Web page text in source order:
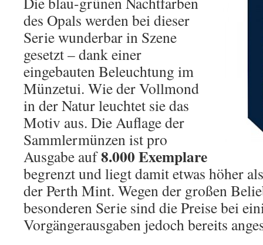
des Opals werden bei dieser
Serie wunderbar in Szene
gesetzt – dank einer
eingebauten Beleuchtung im
Münzetui. Wie der Vollmond
in der Natur leuchtet sie das
Motiv aus. Die Auflage der
Sammlermünzen ist pro
Ausgabe auf8.000 Exemplare
begrenzt und liegt damit etwas höher
der Perth Mint. Wegen der großen
besonderen Serie sind die Preise bei
Vorgängerausgaben jedoch bereits